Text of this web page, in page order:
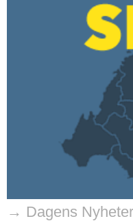
→ Dagens